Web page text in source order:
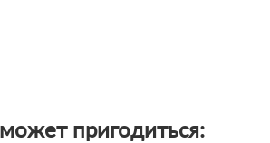
пригодиться: